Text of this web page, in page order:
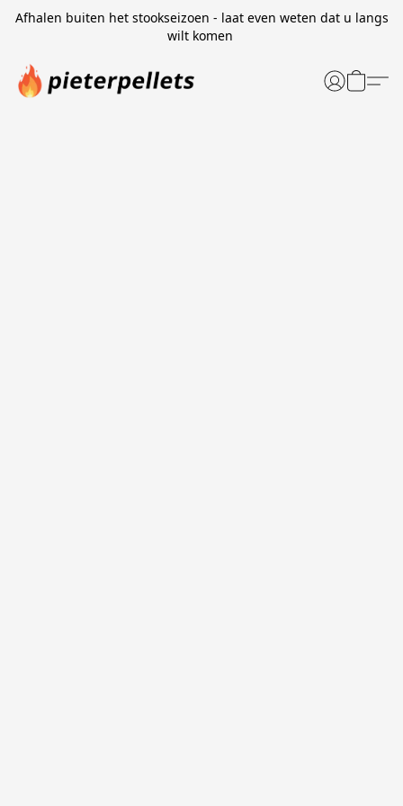
Afhalen buiten het stookseizoen - laat even weten dat u langs
wilt komen